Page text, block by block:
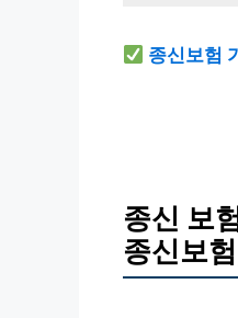
종신보험
종신 보
종신보